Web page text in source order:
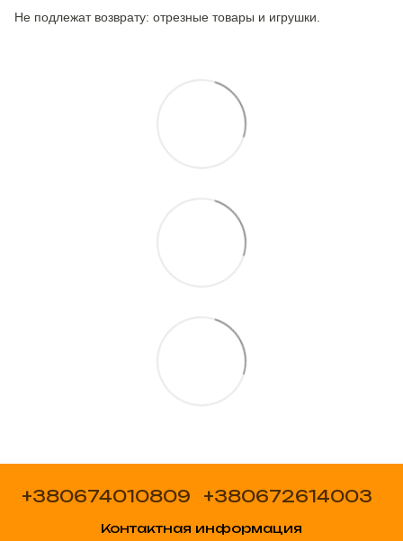
Не подлежат возврату: отрезные товары и игрушки.
+380674010809 +380672614003
Контактная информация